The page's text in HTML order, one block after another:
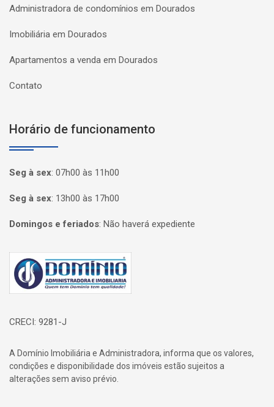
Administradora de condomínios em Dourados
Imobiliária em Dourados
Apartamentos a venda em Dourados
Contato
Horário de funcionamento
Seg à sex: 07h00 às 11h00
Seg à sex: 13h00 às 17h00
Domingos e feriados: Não haverá expediente
Página inicial
CRECI: 9281-J
A Domínio Imobiliária e Administradora, informa que os valores,
condições e disponibilidade dos imóveis estão sujeitos a
alterações sem aviso prévio.